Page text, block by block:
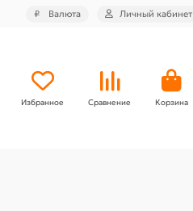
₽ Валюта Личный кабинет
Избранное Сравнение Корзина